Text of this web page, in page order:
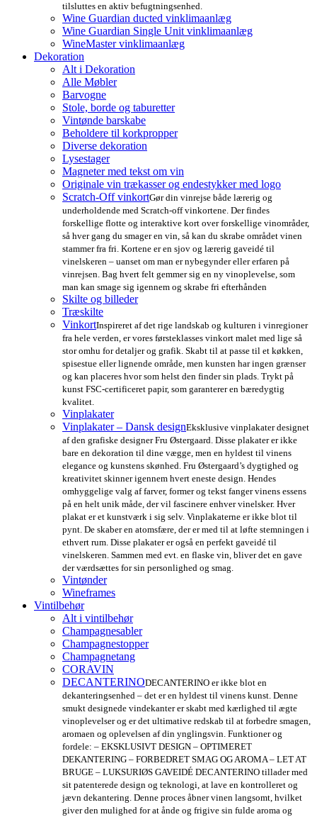
tilsluttes en aktiv befugtningsenhed.
Wine Guardian ducted vinklimaanlæg
Wine Guardian Single Unit vinklimaanlæg
WineMaster vinklimaanlæg
Dekoration
Alt i Dekoration
Alle Møbler
Barvogne
Stole, borde og taburetter
Vintønde barskabe
Beholdere til korkpropper
Diverse dekoration
Lysestager
Magneter med tekst om vin
Originale vin trækasser og endestykker med logo
Scratch-Off vinkortGør din vinrejse både lærerig og
underholdende med Scratch-off vinkortene. Der findes
forskellige flotte og interaktive kort over forskellige vinområder,
så hver gang du smager en vin, så kan du skrabe området vinen
stammer fra fri. Kortene er en sjov og lærerig gaveidé til
vinelskeren – uanset om man er nybegynder eller erfaren på
vinrejsen. Bag hvert felt gemmer sig en ny vinoplevelse, som
man kan smage sig igennem og skrabe fri efterhånden
Skilte og billeder
Træskilte
VinkortInspireret af det rige landskab og kulturen i vinregioner
fra hele verden, er vores førsteklasses vinkort malet med lige så
stor omhu for detaljer og grafik. Skabt til at passe til et køkken,
spisestue eller lignende område, men kunsten har ingen grænser
og kan placeres hvor som helst den finder sin plads. Trykt på
kunst FSC-certificeret papir, som garanterer en bæredygtig
kvalitet.
Vinplakater
Vinplakater – Dansk designEksklusive vinplakater designet
af den grafiske designer Fru Østergaard. Disse plakater er ikke
bare en dekoration til dine vægge, men en hyldest til vinens
elegance og kunstens skønhed. Fru Østergaard’s dygtighed og
kreativitet skinner igennem hvert eneste design. Hendes
omhyggelige valg af farver, former og tekst fanger vinens essens
på en helt unik måde, der vil fascinere enhver vinelsker. Hver
plakat er et kunstværk i sig selv. Vinplakaterne er ikke blot til
pynt. De skaber en atomsfære, der er med til at løfte stemningen i
ethvert rum. Disse plakater er også en perfekt gaveidé til
vinelskeren. Sammen med evt. en flaske vin, bliver det en gave
der værdsættes for sin personlighed og smag.
Vintønder
Wineframes
Vintilbehør
Alt i vintilbehør
Champagnesabler
Champagnestopper
Champagnetang
CORAVIN
DECANTERINODECANTERINO er ikke blot en
dekanteringsenhed – det er en hyldest til vinens kunst. Denne
smukt designede vindekanter er skabt med kærlighed til ægte
vinoplevelser og er det ultimative redskab til at forbedre smagen,
aromaen og oplevelsen af din ynglingsvin. Funktioner og
fordele: – EKSKLUSIVT DESIGN – OPTIMERET
DEKANTERING – FORBEDRET SMAG OG AROMA – LET AT
BRUGE – LUKSURIØS GAVEIDÉ DECANTERINO tillader med
sit patenterede design og teknologi, at lave en kontrolleret og
jævn dekantering. Denne proces åbner vinen langsomt, hvilket
giver den mulighed for at ånde og frigive sin fulde aroma og